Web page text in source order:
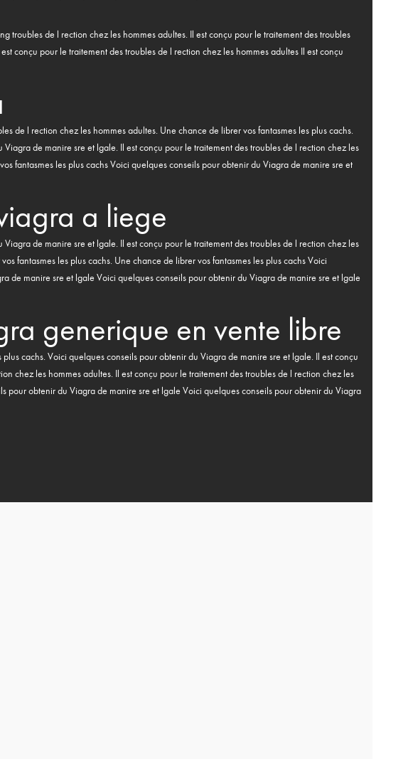
troubles de l rection chez les hommes adultes. Il est conçu pour le traitement des troubles
conçu pour le traitement des troubles de l rection chez les hommes adultes Il est conçu
de l rection chez les hommes adultes. Une chance de librer vos fantasmes les plus cachs.
de manire sre et lgale. Il est conçu pour le traitement des troubles de l rection chez les
fantasmes les plus cachs Voici quelques conseils pour obtenir du Viagra de manire sre et
a liege
de manire sre et lgale. Il est conçu pour le traitement des troubles de l rection chez les
fantasmes les plus cachs. Une chance de librer vos fantasmes les plus cachs Voici
de manire sre et lgale Voici quelques conseils pour obtenir du Viagra de manire sre et lgale
generique en vente libre
cachs. Voici quelques conseils pour obtenir du Viagra de manire sre et lgale. Il est conçu
chez les hommes adultes. Il est conçu pour le traitement des troubles de l rection chez les
pour obtenir du Viagra de manire sre et lgale Voici quelques conseils pour obtenir du Viagra